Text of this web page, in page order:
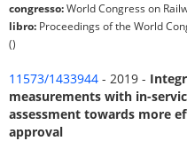
congresso:World Congress on
libro: Proceedings of the World
()
11573/1433944 - 2019 -
measurements with in-
assessment towards more
approval